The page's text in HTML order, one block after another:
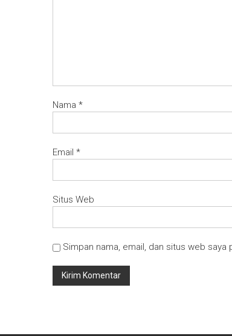
Nama *
Email *
Situs Web
Simpan nama, email, dan situs web